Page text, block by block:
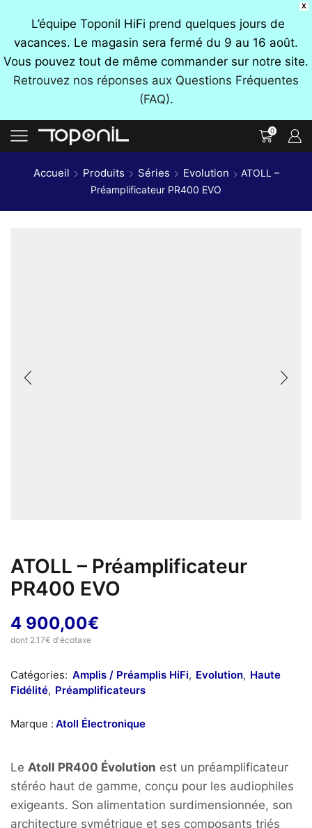
X
L’équipe Toponil HiFi prend quelques jours de
vacances. Le magasin sera fermé du 9 au 16 août.
Vous pouvez tout de même commander sur notre site.
Retrouvez nos réponses aux Questions Fréquentes
(FAQ).
0
Accueil Produits Séries Evolution
ATOLL –
Préamplificateur PR400 EVO
ATOLL – Préamplificateur
PR400 EVO
4 900,00€
dont 2.17€ d'écotaxe
Catégories: Amplis / Préamplis HiFi, Evolution, Haute
Fidélité, Préamplificateurs
Marque : Atoll Électronique
Le Atoll PR400 Évolution est un préamplificateur
stéréo haut de gamme, conçu pour les audiophiles
exigeants. Son alimentation surdimensionnée, son
architecture symétrique et ses composants triés